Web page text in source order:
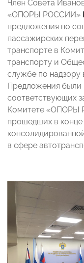
Член Совета
«ОПОРЫ РОССИИ»
предложения по
пассажирских
транспорте в
транспорту и
службе по надзору
Предложения были
соответствующих
Комитете «ОПОРЫ
прошедших в конце
в сфере